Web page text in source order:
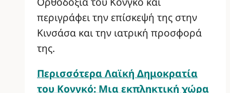
περιγράφει την επίσκεψή της στην
Κινσάσα και την ιατρική προσφορά
της.
Περισσότερα Λαϊκή Δημοκρατία
του Κονγκό: Μια εκπληκτική χώρα